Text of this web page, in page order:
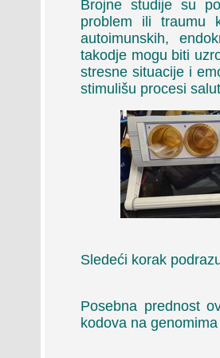
Brojne studije su
problem ili traumu
autoimunskih,
takodje mogu biti
stresne situacije i
stimulišu procesi
Sledeći korak
Posebna prednost
kodova na